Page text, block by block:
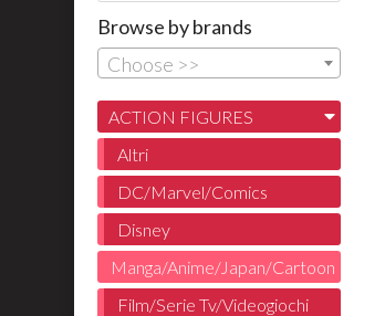
Browse by brands
Choose >>
ACTION FIGURES
Altri
DC/Marvel/Comics
Disney
Manga/Anime/Japan/Cartoon
Film/Serie Tv/Videogiochi